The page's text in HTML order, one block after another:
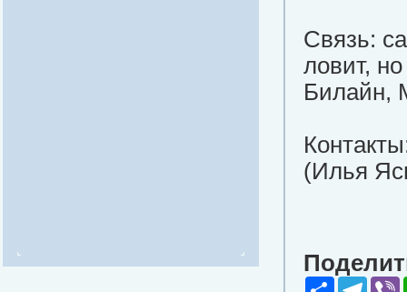
Связь:
ловит,
Билайн,
(Илья
Share